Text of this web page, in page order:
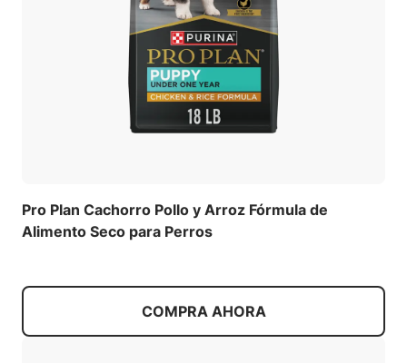
Pro Plan Cachorro Pollo y Arroz Fórmula de
Alimento Seco para Perros
COMPRA AHORA